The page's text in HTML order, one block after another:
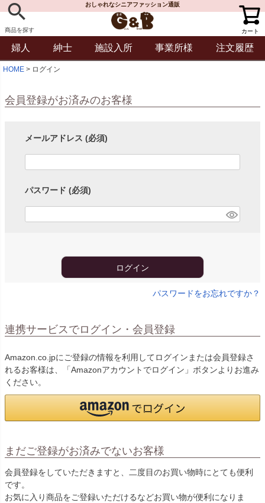
商品を探す
おしゃれなシニアファッション通販
カート
婦人 紳士 施設入所 事業所様 注文履歴
HOME ログイン
会員登録がお済みのお客様
メールアドレス (必須)
パスワード (必須)
ログイン
パスワードをお忘れですか？
連携サービスでログイン・会員登録
Amazon.co.jpにご登録の情報を利用してログインまたは会員登録さ
れるお客様は、「Amazonアカウントでログイン」ボタンよりお進み
ください。
まだご登録がお済みでないお客様
会員登録をしていただきますと、二度目のお買い物時にとても便利
です。
お気に入り商品をご登録いただけるなどお買い物が便利になりま